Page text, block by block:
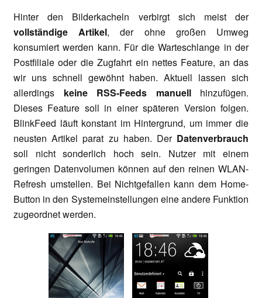
Hinter den Bilderkacheln verbirgt sich meist der
vollständige Artikel, der ohne großen Umweg
konsumiert werden kann. Für die Warteschlange in der
Postfiliale oder die Zugfahrt ein nettes Feature, an das
wir uns schnell gewöhnt haben. Aktuell lassen sich
allerdings keine RSS-Feeds manuell hinzufügen.
Dieses Feature soll in einer späteren Version folgen.
BlinkFeed läuft konstant im Hintergrund, um immer die
neusten Artikel parat zu haben. Der Datenverbrauch
soll nicht sonderlich hoch sein. Nutzer mit einem
geringen Datenvolumen können auf den reinen WLAN-
Refresh umstellen. Bei Nichtgefallen kann dem Home-
Button in den Systemeinstellungen eine andere Funktion
zugeordnet werden.